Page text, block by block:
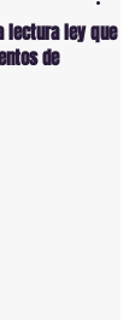
lectura ley que
de